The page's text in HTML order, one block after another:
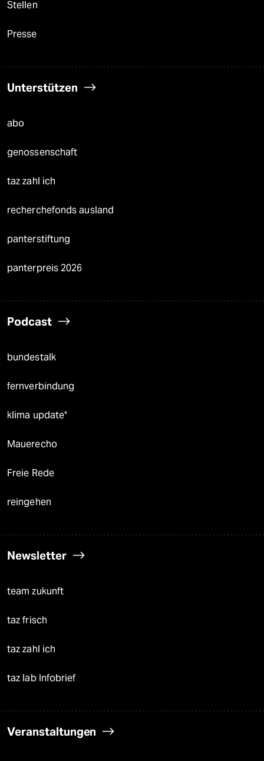
Stellen
Presse
Unterstützen
abo
genossenschaft
taz zahl ich
recherchefonds ausland
panterstiftung
panterpreis 2026
Podcast
bundestalk
fernverbindung
klima update°
Mauerecho
Freie Rede
reingehen
Newsletter
team zukunft
taz frisch
taz zahl ich
taz lab Infobrief
Veranstaltungen